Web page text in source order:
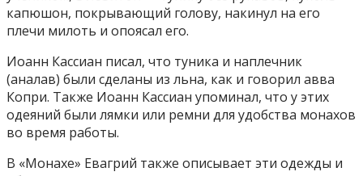
капюшон, покрывающий голову, накинул на его
плечи милоть и опоясал его.
Иоанн Кассиан писал, что туника и наплечник
(аналав) были сделаны из льна, как и говорил авва
Копри. Также Иоанн Кассиан упоминал, что у этих
одеяний были лямки или ремни для удобства монахов
во время работы.
В «Монахе» Евагрий также описывает эти одежды и